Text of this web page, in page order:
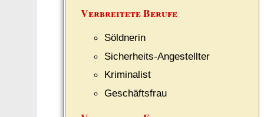
Verbreitete Berufe
Söldnerin
Sicherheits-Angestellter
Kriminalist
Geschäftsfrau